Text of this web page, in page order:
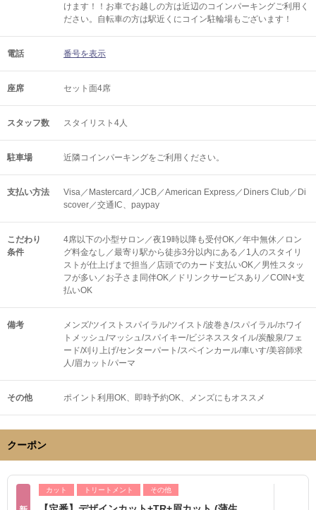
けます！！お車でお越しの方は近辺のコインパーキングご利用く
ださい。自転車の方は駅近くにコイン駐輪場もございます！
電話 番号を表示
座席 セット面4席
スタッフ数 スタイリスト4人
駐車場 近隣コインパーキングをご利用ください。
支払い方法
Visa／Mastercard／JCB／American Express／Diners Club／Di
scover／交通IC、paypay
こだわり
条件
4席以下の小型サロン／夜19時以降も受付OK／年中無休／ロン
グ料金なし／最寄り駅から徒歩3分以内にある／1人のスタイリ
ストが仕上げまで担当／店頭でのカード支払いOK／男性スタッ
フが多い／お子さま同伴OK／ドリンクサービスあり／COIN+支
払いOK
備考
メンズ/ツイストスパイラル/ツイスト/波巻き/スパイラル/ホワイ
トメッシュ/マッシュ/スパイキー/ビジネススタイル/炭酸泉/フェ
ード/刈り上げ/センターパート/スペインカール/車いす/美容師求
人/眉カット/パーマ
その他 ポイント利用OK 即時予約OK メンズにもオススメ
クーポン
カット トリートメント その他